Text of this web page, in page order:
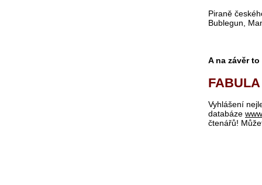
Piraně
Bublegun,
A na závěr
Vyhlášení
databáze
čtenářů!